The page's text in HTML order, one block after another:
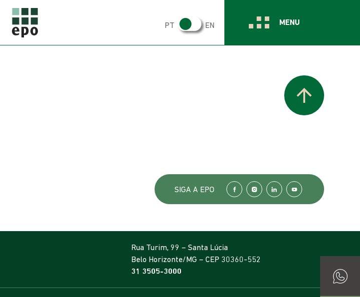
MENU
PT EN
SIGA A EPO
Rua Turim, 99 – Santa Lúcia
Belo Horizonte/MG – CEP 30360-552
31 3505-3000